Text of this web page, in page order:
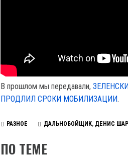
В прошлом мы передавали,
ПРОДЛИЛ СРОКИ МОБИЛИЗАЦИИ.
РАЗНОЕ ДАЛЬНОБОЙЩИК, ДЕНИС
ПО ТЕМЕ